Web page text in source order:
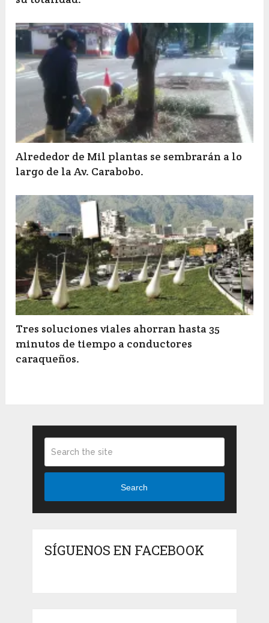
Alrededor de Mil plantas se sembrarán a lo
largo de la Av. Carabobo.
Tres soluciones viales ahorran hasta 35
minutos de tiempo a conductores
caraqueños.
Search
SÍGUENOS EN FACEBOOK